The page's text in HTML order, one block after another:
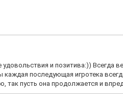
и позитива:)) Всегда
последующая игротека
пусть она продолжается и